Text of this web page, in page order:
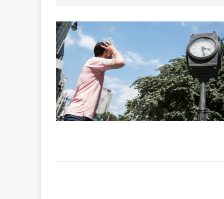
marchande
[ 7 février 2026 ]
[ 6 février 2026 ]
[ 5 février 2026 ]